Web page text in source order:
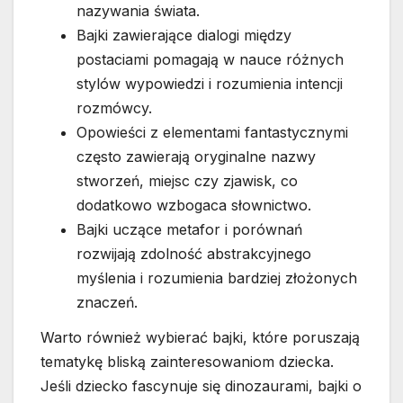
nazywania świata.
Bajki zawierające dialogi między
postaciami pomagają w nauce różnych
stylów wypowiedzi i rozumienia intencji
rozmówcy.
Opowieści z elementami fantastycznymi
często zawierają oryginalne nazwy
stworzeń, miejsc czy zjawisk, co
dodatkowo wzbogaca słownictwo.
Bajki uczące metafor i porównań
rozwijają zdolność abstrakcyjnego
myślenia i rozumienia bardziej złożonych
znaczeń.
Warto również wybierać bajki, które poruszają
tematykę bliską zainteresowaniom dziecka.
Jeśli dziecko fascynuje się dinozaurami, bajki o